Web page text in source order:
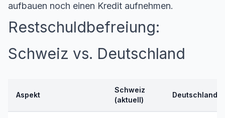
aufbauen noch einen Kredit aufnehmen.
Restschuldbefreiung:
Schweiz vs. Deutschland
Aspekt
Schweiz
(aktuell)
Deutschland